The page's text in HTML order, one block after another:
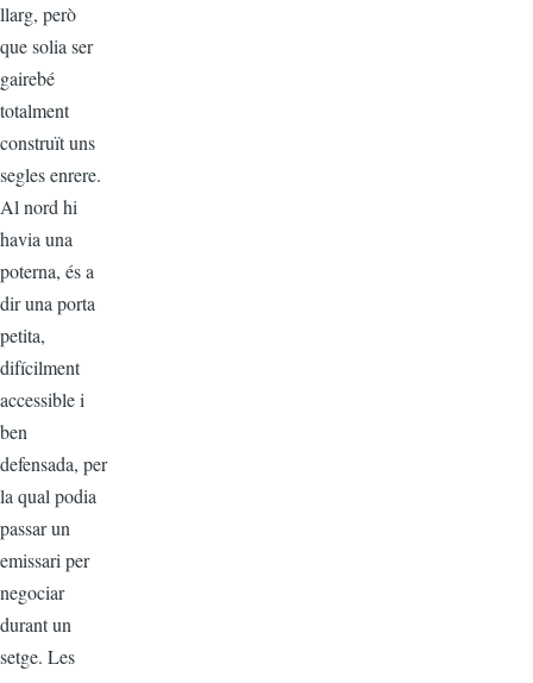
llarg, però
que solia ser
gairebé
totalment
construït uns
segles enrere.
Al nord hi
havia una
poterna, és a
dir una porta
petita,
difícilment
accessible i
ben
defensada, per
la qual podia
passar un
emissari per
negociar
durant un
setge. Les